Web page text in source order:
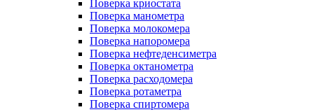
Поверка криостата
Поверка манометра
Поверка молокомера
Поверка напоромера
Поверка нефтеденсиметра
Поверка октанометра
Поверка расходомера
Поверка ротаметра
Поверка спиртомера